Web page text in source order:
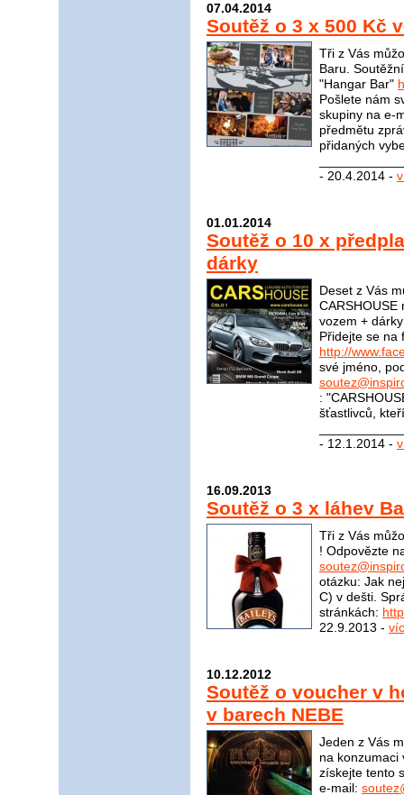
07.04.2014
Soutěž o 3 x 500 Kč
Tři z Vás
Baru.
"Hangar Bar"
Pošlete nám
skupiny na e-
předmětu
přidaných
- 20.4.2014 -
01.01.2014
Soutěž o 10 x
dárky
Deset z Vás
vozem +
Přidejte se na
http://
své jméno,
:
šťastlivců,
- 12.1.2014 -
16.09.2013
Soutěž o 3 x láhev
Tři z Vás
! Odpovězte
otázku: Jak
C) v dešti.
stránkách:
22.9.2013 -
10.12.2012
Soutěž o voucher v
v barech NEBE
Jeden z Vás
na konzumaci
získejte tento
e-mail: